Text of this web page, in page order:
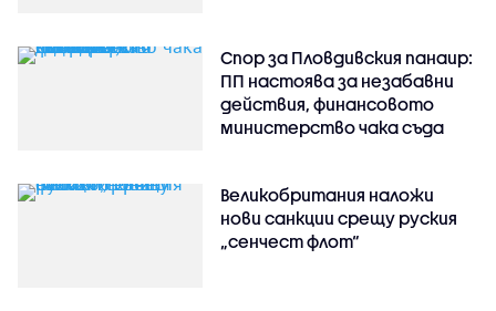
Спор за Пловдивския панаир:
ПП настоява за незабавни
действия, финансовото
министерство чака съда
Великобритания наложи
нови санкции срещу руския
„сенчест флот“